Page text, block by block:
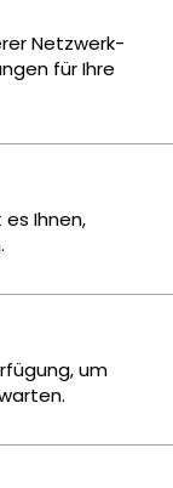
Netzwerk-
für Ihre
Ihnen,
um